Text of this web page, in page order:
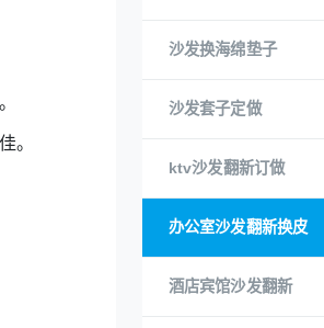
。
沙发换海绵垫子
沙发套子定做
ktv沙发翻新订做
办公室沙发翻新换皮
酒店宾馆沙发翻新